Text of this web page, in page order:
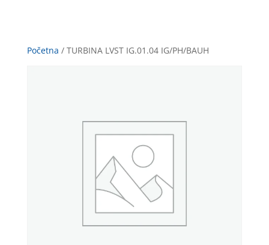
Početna / TURBINA LVST IG.01.04 IG/PH/BAUH